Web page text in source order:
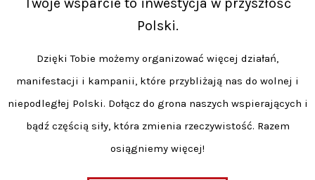
Polski.
Dzięki Tobie możemy organizować więcej działań,
manifestacji i kampanii, które przybliżają nas do wolnej i
niepodległej Polski. Dołącz do grona naszych wspierających i
bądź częścią siły, która zmienia rzeczywistość. Razem
osiągniemy więcej!